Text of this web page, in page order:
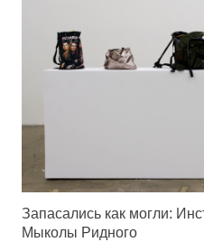
Запасались как могли:
Мыколы Ридного